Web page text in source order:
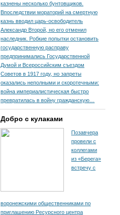
казнены несколько бунтовщиков.
Впоследствии мораторий на смертную
казнь вводил царь-освободитель
Александр Второй, но его отменил
наследник. Робкие попытки остановить
государственную расправу
предпринимались Государственной
Думой и Всероссийским съездом
Советов в 1917 году, но запреты
оказались неполными и скоротечными:
война империалистическая быстро
превратилась в войну гражданскую…
Добро с кулаками
Позавчера
провели с
коллегами
из «Берега»
встречу с
воронежскими общественниками по
приглашению Ресурсного центра